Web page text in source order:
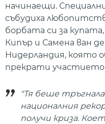
начинаещи.
събудиха
борбата си за
Кипър и Самена ван
Нидерландия, която
прекрати участието
"Тя беше
националния
получи криза.